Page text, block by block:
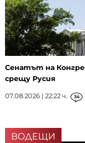
Сенатът на
срещу Русия
07.08.2026 | 22:22 ч. 34
ВОДЕЩИ